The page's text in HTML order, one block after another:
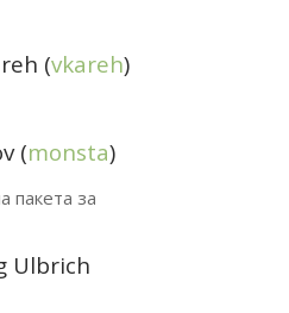
(vkareh)
(monsta)
пакета за
Ulbrich